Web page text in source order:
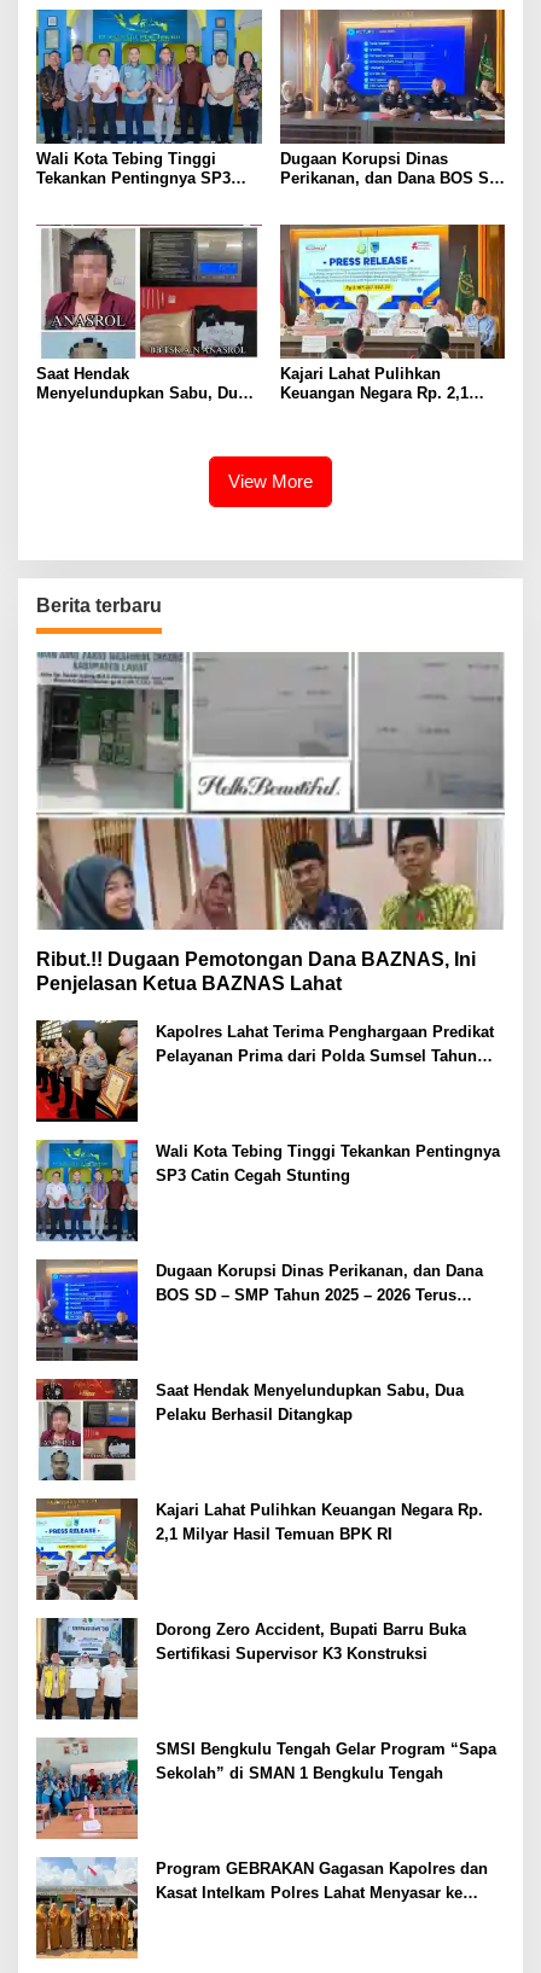
Wali Kota Tebing Tinggi
Tekankan Pentingnya SP3
Dugaan Korupsi Dinas
Perikanan, dan Dana BOS SD
Saat Hendak
Menyelundupkan Sabu, Dua
Kajari Lahat Pulihkan
Keuangan Negara Rp. 2,1
View More
Berita terbaru
Ribut.!! Dugaan Pemotongan Dana BAZNAS, Ini
Penjelasan Ketua BAZNAS Lahat
Kapolres Lahat Terima Penghargaan Predikat
Pelayanan Prima dari Polda Sumsel Tahun
Wali Kota Tebing Tinggi Tekankan Pentingnya
SP3 Catin Cegah Stunting
Dugaan Korupsi Dinas Perikanan, dan Dana
BOS SD – SMP Tahun 2025 – 2026 Terus
Saat Hendak Menyelundupkan Sabu, Dua
Pelaku Berhasil Ditangkap
Kajari Lahat Pulihkan Keuangan Negara Rp.
2,1 Milyar Hasil Temuan BPK RI
Dorong Zero Accident, Bupati Barru Buka
Sertifikasi Supervisor K3 Konstruksi
SMSI Bengkulu Tengah Gelar Program “Sapa
Sekolah” di SMAN 1 Bengkulu Tengah
Program GEBRAKAN Gagasan Kapolres dan
Kasat Intelkam Polres Lahat Menyasar ke